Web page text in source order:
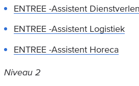
ENTREE -Assistent
ENTREE -Assistent Logistiek
ENTREE -Assistent Horeca
Niveau 2